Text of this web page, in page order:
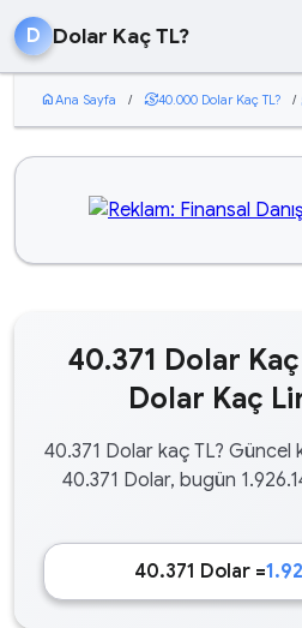
D Dolar Kaç TL?
homeAna Sayfa / currency_exchange40.000 Dolar Kaç TL? /
40.371 Dolar
Dolar Kaç
40.371 Dolar kaç TL? Güncel
40.371 Dolar, bugün
40.371 Dolar =